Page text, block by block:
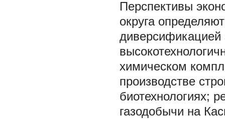
Перспективы
округа
диверсификацией
химическом
производстве
биотехнологиях;
газодобычи на